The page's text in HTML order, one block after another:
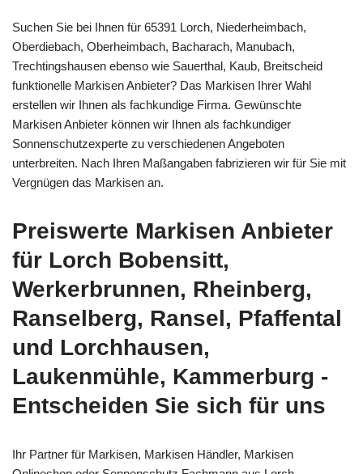
Suchen Sie bei Ihnen für 65391 Lorch, Niederheimbach,
Oberdiebach, Oberheimbach, Bacharach, Manubach,
Trechtingshausen ebenso wie Sauerthal, Kaub, Breitscheid
funktionelle Markisen Anbieter? Das Markisen Ihrer Wahl
erstellen wir Ihnen als fachkundige Firma. Gewünschte
Markisen Anbieter können wir Ihnen als fachkundiger
Sonnenschutzexperte zu verschiedenen Angeboten
unterbreiten. Nach Ihren Maßangaben fabrizieren wir für Sie mit
Vergnügen das Markisen an.
Preiswerte Markisen Anbieter
für Lorch Bobensitt,
Werkerbrunnen, Rheinberg,
Ranselberg, Ransel, Pfaffental
und Lorchhausen,
Laukenmühle, Kammerburg -
Entscheiden Sie sich für uns
Ihr Partner für Markisen, Markisen Händler, Markisen